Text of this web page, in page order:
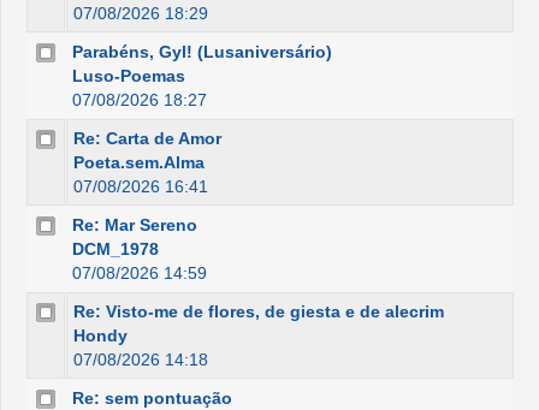
07/08/2026 18:29
Parabéns, Gyl! (Lusaniversário)
Luso-Poemas
07/08/2026 18:27
Re: Carta de Amor
Poeta.sem.Alma
07/08/2026 16:41
Re: Mar Sereno
DCM_1978
07/08/2026 14:59
Re: Visto-me de flores, de giesta e de alecrim
Hondy
07/08/2026 14:18
Re: sem pontuação